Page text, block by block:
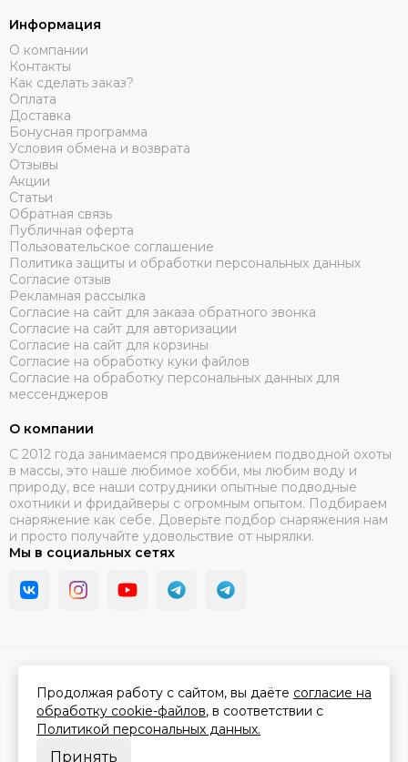
Информация
О компании
Контакты
Как сделать заказ?
Оплата
Доставка
Бонусная программа
Условия обмена и возврата
Отзывы
Акции
Статьи
Обратная связь
Публичная оферта
Пользовательское соглашение
Политика защиты и обработки персональных данных
Согласие отзыв
Рекламная рассылка
Согласие на сайт для заказа обратного звонка
Согласие на сайт для авторизации
Согласие на сайт для корзины
Согласие на обработку куки файлов
Согласие на обработку персональных данных для
мессенджеров
О компании
C 2012 года занимаемся продвижением подводной охоты
в массы, это наше любимое хобби, мы любим воду и
природу, все наши сотрудники опытные подводные
охотники и фридайверы с огромным опытом. Подбираем
снаряжение как себе. Доверьте подбор снаряжения нам
и просто получайте удовольствие от нырялки.
Мы в социальных сетях
Сделано вMOSK.STUDIOдля платформыInSales
Продолжая работу с сайтом, вы даёте согласие на
обработку cookie-файлов, в соответствии с
Политикой персональных данных.
Принять